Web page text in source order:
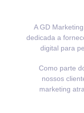
A GD
dedicada a
digital para
Como parte
nossos
marketing